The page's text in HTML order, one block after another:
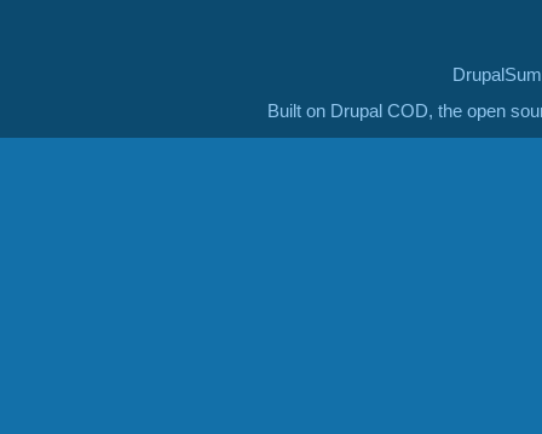
Built on Drupal COD, the open